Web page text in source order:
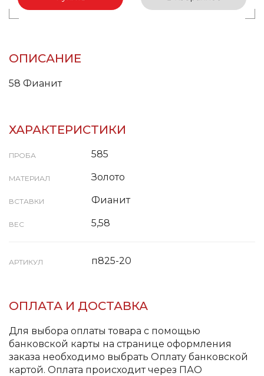
ОПИСАНИЕ
58 Фианит
ХАРАКТЕРИСТИКИ
ПРОБА 585
МАТЕРИАЛ Золото
ВСТАВКИ Фианит
ВЕС 5,58
АРТИКУЛ п825-20
ОПЛАТА И ДОСТАВКА
Для выбора оплаты товара с помощью
банковской карты на странице оформления
заказа необходимо выбрать Оплату банковской
картой. Оплата происходит через ПАО